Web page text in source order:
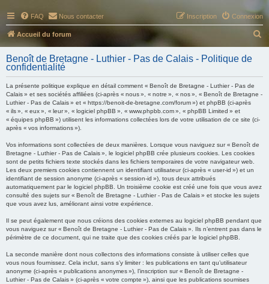
FAQ Nous contacter Connexion
Inscription
Accueil du forum
e
h
Benoît de Bretagne - Luthier - Pas de Calais - Politique de
confidentialité
La présente politique explique en détail comment « Benoît de Bretagne - Luthier - Pas de
Calais » et ses sociétés affiliées (ci-après « nous », « notre », « nos », « Benoît de Bretagne -
Luthier - Pas de Calais » et « https://benoit-de-bretagne.com/forum ») et phpBB (ci-après
« ils », « eux », « leur », « logiciel phpBB », « www.phpbb.com », « phpBB Limited » et
« équipes phpBB ») utilisent les informations collectées lors de votre utilisation de ce site (ci-
après « vos informations »).
Vos informations sont collectées de deux manières. Lorsque vous naviguez sur « Benoît de
Bretagne - Luthier - Pas de Calais », le logiciel phpBB crée plusieurs cookies. Les cookies
sont de petits fichiers texte stockés dans les fichiers temporaires de votre navigateur web.
Les deux premiers cookies contiennent un identifiant utilisateur (ci-après « user-id ») et un
identifiant de session anonyme (ci-après « session-id »), tous deux attribués
automatiquement par le logiciel phpBB. Un troisième cookie est créé une fois que vous avez
consulté des sujets sur « Benoît de Bretagne - Luthier - Pas de Calais » et stocke les sujets
que vous avez lus, améliorant ainsi votre expérience.
Il se peut également que nous créions des cookies externes au logiciel phpBB pendant que
vous naviguez sur « Benoît de Bretagne - Luthier - Pas de Calais ». Ils n’entrent pas dans le
périmètre de ce document, qui ne traite que des cookies créés par le logiciel phpBB.
La seconde manière dont nous collectons des informations consiste à utiliser celles que
vous nous fournissez. Cela inclut, sans s’y limiter : les publications en tant qu’utilisateur
anonyme (ci-après « publications anonymes »), l’inscription sur « Benoît de Bretagne -
Luthier - Pas de Calais » (ci-après « votre compte »), ainsi que les publications soumises